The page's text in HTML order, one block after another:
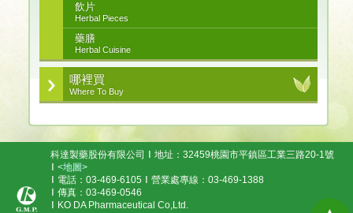
飲片
Herbal Pieces
藥膳
Herbal Cuisine
哪裡買
Where To Buy
科達製藥股份有限公司
地址：32459桃園市平鎮區工業三路20-1號
<地圖>
電話：03-469-6105
營業處專線：03-469-1388
傳真：03-469-0546
KO DA Pharmaceutical Co,Ltd.